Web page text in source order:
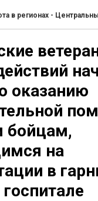
в регионах -
оказанию
бойцам,
на
в